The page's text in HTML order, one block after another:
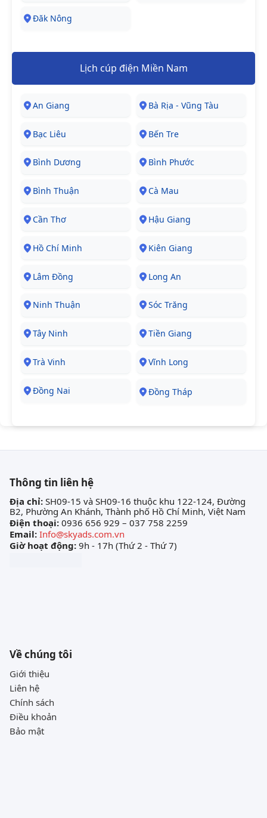
Đăk Nông
Lịch cúp điện Miền Nam
An Giang Bà Rịa - Vũng Tàu
Bạc Liêu Bến Tre
Bình Dương Bình Phước
Bình Thuận Cà Mau
Cần Thơ Hậu Giang
Hồ Chí Minh Kiên Giang
Lâm Đồng Long An
Ninh Thuận Sóc Trăng
Tây Ninh Tiền Giang
Trà Vinh Vĩnh Long
Đồng Nai Đồng Tháp
Thông tin liên hệ
Địa chỉ: SH09-15 và SH09-16 thuộc khu 122-124, Đường
B2, Phường An Khánh, Thành phố Hồ Chí Minh, Việt Nam
Điện thoại: 0936 656 929 – 037 758 2259
Email: Info@skyads.com.vn
Giờ hoạt động: 9h - 17h (Thứ 2 - Thứ 7)
Về chúng tôi
Giới thiệu
Liên hệ
Chính sách
Điều khoản
Bảo mật